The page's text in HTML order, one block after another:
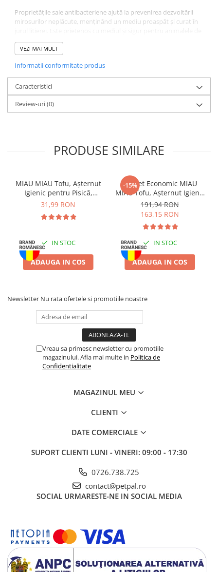
Proprietățile sale antibacteriene ajută la prevenirea dezvoltării
mirosurilor neplăcute, menținând un mediu proaspăt și curat în
companie.
ideale pentru pisicile sensibile sau pentru gospodăriile ce preferă
o curățenie impecabilă.
Avantaje Pachet Economic MIAU MIAU Pure Bentonită,
Așternut Igienic pentru Pisică, Lavandă, 4x5kg
neagră antibacteriană de înaltă calitate, uscată natural la soare,
uscat și bine aerisit, îndepărtați zilnic bulgării formați, completați
stratul ori de câte ori este nevoie pentru a menține igiena optimă.
VEZI MAI MULT
Informatii conformitate produs
Caracteristici
Review-uri(0)
PRODUSE SIMILARE
MIAU MIAU Tofu, Așternut
Igienic pentru Pisică,
Lavandă, 6L
31,99 RON
IN STOC
ADAUGA IN COS
-15%
Pachet Economic MIAU
MIAU Tofu, Așternut Igienic
pentru Pisică, Lavandă,
6x6L
191,94 RON
163,15 RON
IN STOC
ADAUGA IN COS
Newsletter Nu rata ofertele si promotiile noastre
Vreau sa primesc newsletter cu promotiile
magazinului. Afla mai multe in Politica de
Confidentialitate
MAGAZINUL MEU
CLIENTI
DATE COMERCIALE
SUPORT CLIENTI LUNI - VINERI: 09:00 - 17:30
0726.738.725
contact@petpal.ro
SOCIAL URMARESTE-NE IN SOCIAL MEDIA